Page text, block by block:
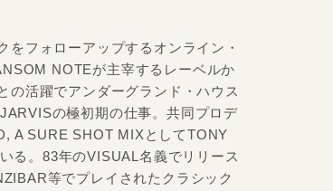
をフォローアップするオンライン・
NOTEが主宰するレーベルか
の活躍でアンダーグランド・ハウス
の極初期の仕事。共同プロデ
A SURE SHOT MIXとしてTONY
る。83年のVISUAL名義でリリース
等でプレイされたクラシック